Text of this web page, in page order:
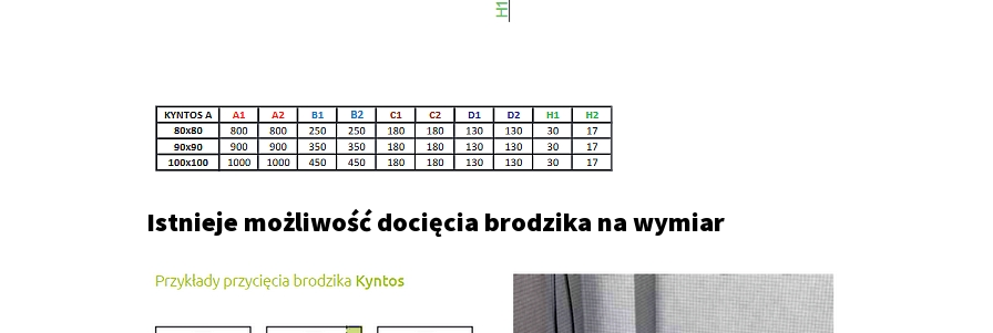
Istnieje możliwość docięcia brodzika na wymiar